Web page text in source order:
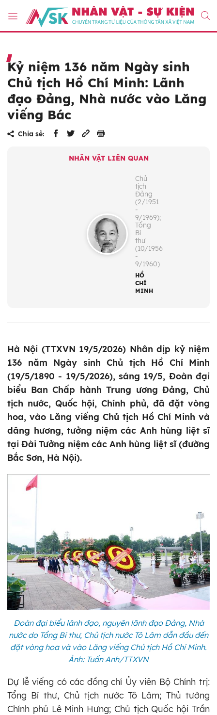
Kỷ niệm 136 năm Ngày sinh
Chủ tịch Hồ Chí Minh: Lãnh
đạo Đảng, Nhà nước vào Lăng
viếng Bác
Chia sẻ:
NHÂN VẬT LIÊN QUAN
Chủ
tịch
Đảng
(2/1951
-
9/1969);
Tổng
Bí
thư
(10/1956
-
9/1960)
HỒ
CHÍ
MINH
Hà Nội (TTXVN 19/5/2026) Nhân dịp kỷ niệm
136 năm Ngày sinh Chủ tịch Hồ Chí Minh
(19/5/1890 - 19/5/2026), sáng 19/5, Đoàn đại
biểu Ban Chấp hành Trung ương Đảng, Chủ
tịch nước, Quốc hội, Chính phủ, đã đặt vòng
hoa, vào Lăng viếng Chủ tịch Hồ Chí Minh và
dâng hương, tưởng niệm các Anh hùng liệt sĩ
tại Đài Tưởng niệm các Anh hùng liệt sĩ (đường
Bắc Sơn, Hà Nội).
Đoàn đại biểu lãnh đạo, nguyên lãnh đạo Đảng, Nhà
nước do Tổng Bí thư, Chủ tịch nước Tô Lâm dẫn đầu đến
đặt vòng hoa và vào Lăng viếng Chủ tịch Hồ Chí Minh.
Ảnh: Tuấn Anh/TTXVN
Dự lễ viếng có các đồng chí Ủy viên Bộ Chính trị:
Tổng Bí thư, Chủ tịch nước Tô Lâm; Thủ tướng
Chính phủ Lê Minh Hưng; Chủ tịch Quốc hội Trần